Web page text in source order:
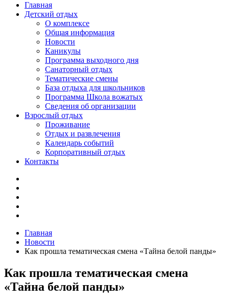
Главная
Детский отдых
О комплексе
Общая информация
Новости
Каникулы
Программа выходного дня
Санаторный отдых
Тематические смены
База отдыха для школьников
Программа Школа вожатых
Cведения об организации
Взрослый отдых
Проживание
Отдых и развлечения
Календарь событий
Корпоративный отдых
Контакты
Главная
Новости
Как прошла тематическая смена «Тайна белой панды»
Как прошла тематическая смена
«Тайна белой панды»